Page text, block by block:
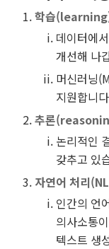
학습
데이터에
개선해 나
머신러닝
지원합니
추론
논리적인
갖추고 있
자연어 처리
인간의 언
의사소통
텍스트 생